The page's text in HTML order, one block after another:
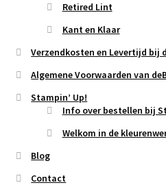
Retired Lint
Kant en Klaar
Verzendkosten en Levertijd bij
Algemene Voorwaarden van
Stampin’ Up!
Info over bestellen bij
Welkom in de
Blog
Contact